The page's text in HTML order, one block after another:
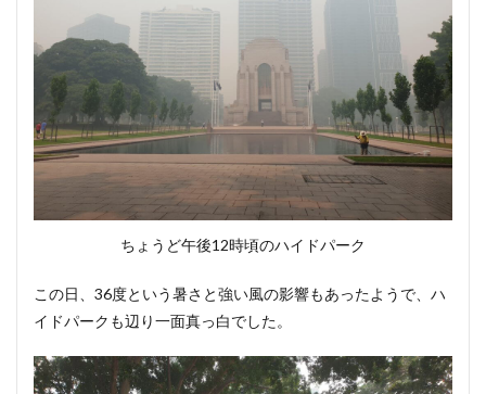
ちょうど午後12時頃のハイドパーク
この日、36度という暑さと強い風の影響もあったようで、ハ
イドパークも辺り一面真っ白でした。